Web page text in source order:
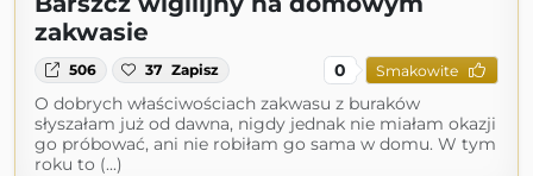
zakwasie
506 37 Zapisz 0 Smakowite
O dobrych właściwościach zakwasu z buraków
słyszałam już od dawna, nigdy jednak nie miałam okazji
go próbować, ani nie robiłam go sama w domu. W tym
roku to (...)